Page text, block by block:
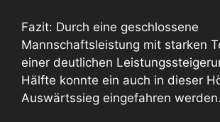
Fazit: Durch eine geschlossene
Mannschaftsleistung mit starken
einer deutlichen
Hälfte konnte ein auch in dieser
Auswärtssieg eingefahren werden.